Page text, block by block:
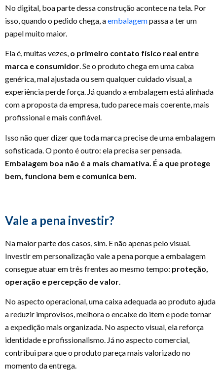
No digital, boa parte dessa construção acontece na tela. Por
isso, quando o pedido chega, aembalagempassa a ter um
papel muito maior.
Ela é, muitas vezes, o primeiro contato físico real entre
marca e consumidor. Se o produto chega em uma caixa
genérica, mal ajustada ou sem qualquer cuidado visual, a
experiência perde força. Já quando a embalagem está alinhada
com a proposta da empresa, tudo parece mais coerente, mais
profissional e mais confiável.
Isso não quer dizer que toda marca precise de uma embalagem
sofisticada. O ponto é outro: ela precisa ser pensada.
Embalagem boa não é a mais chamativa. É a que protege
bem, funciona bem e comunica bem
Vale a pena investir?
Na maior parte dos casos, sim. E não apenas pelo visual.
Investir em personalização vale a pena porque a embalagem
consegue atuar em três frentes ao mesmo tempo: proteção,
operação e percepção de valor
No aspecto operacional, uma caixa adequada ao produto ajuda
a reduzir improvisos, melhora o encaixe do item e pode tornar
a expedição mais organizada. No aspecto visual, ela reforça
identidade e profissionalismo. Já no aspecto comercial,
contribui para que o produto pareça mais valorizado no
momento da entrega.